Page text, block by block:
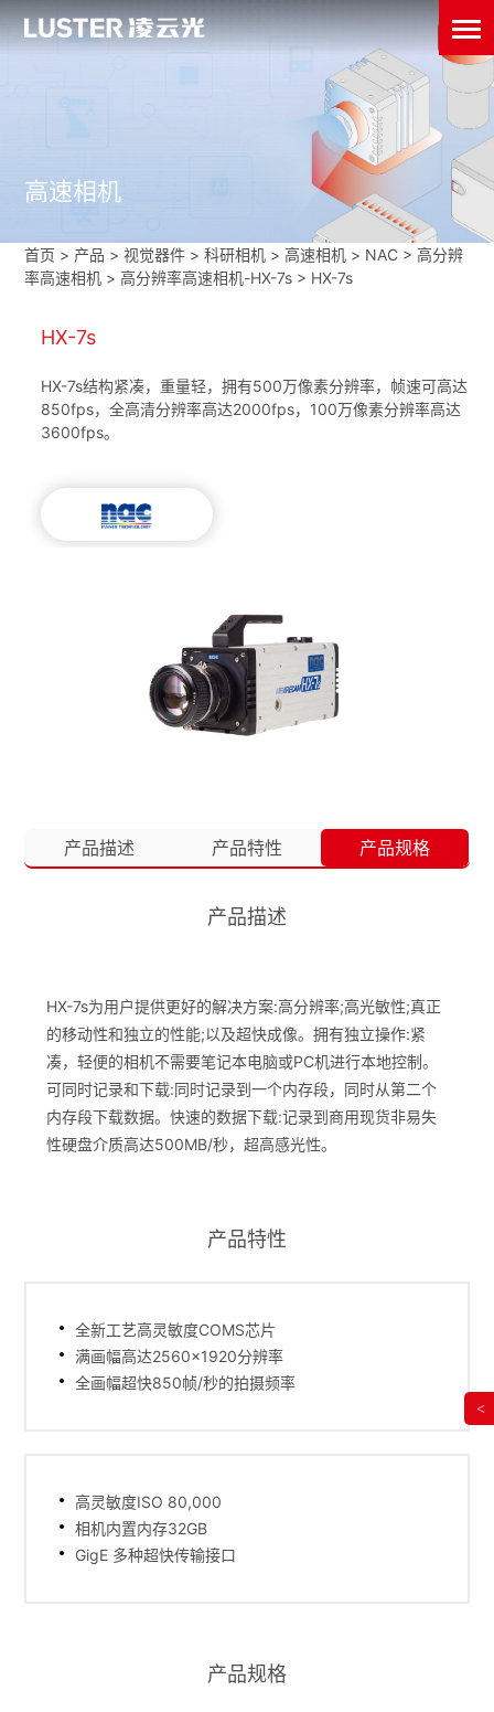
高速相机
首页 > 产品 > 视觉器件 >科研相机 >高速相机 > NAC >高分辨
率高速相机 >高分辨率高速相机-HX-7s > HX-7s
HX-7s
HX-7s结构紧凑，重量轻，拥有500万像素分辨率，帧速可高达
850fps，全高清分辨率高达2000fps，100万像素分辨率高达
3600fps。
产品描述 产品特性 产品规格
产品描述
HX-7s为用户提供更好的解决方案:高分辨率;高光敏性;真正
的移动性和独立的性能;以及超快成像。拥有独立操作:紧
凑，轻便的相机不需要笔记本电脑或PC机进行本地控制。
可同时记录和下载:同时记录到一个内存段，同时从第二个
内存段下载数据。快速的数据下载:记录到商用现货非易失
性硬盘介质高达500MB/秒，超高感光性。
产品特性
全新工艺高灵敏度COMS芯片
满画幅高达2560×1920分辨率
全画幅超快850帧/秒的拍摄频率
高灵敏度ISO 80,000
相机内置内存32GB
GigE 多种超快传输接口
产品规格
<